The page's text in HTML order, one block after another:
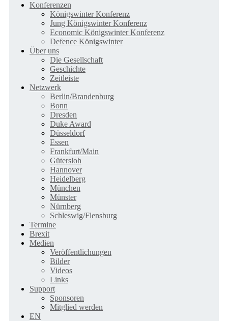
Konferenzen
Königswinter Konferenz
Jung Königswinter Konferenz
Economic Königswinter Konferenz
Defence Königswinter
Über uns
Die Gesellschaft
Geschichte
Zeitleiste
Netzwerk
Berlin/Brandenburg
Bonn
Dresden
Duke Award
Düsseldorf
Essen
Frankfurt/Main
Gütersloh
Hannover
Heidelberg
München
Münster
Nürnberg
Schleswig/Flensburg
Termine
Brexit
Medien
Veröffentlichungen
Bilder
Videos
Links
Support
Sponsoren
Mitglied werden
EN